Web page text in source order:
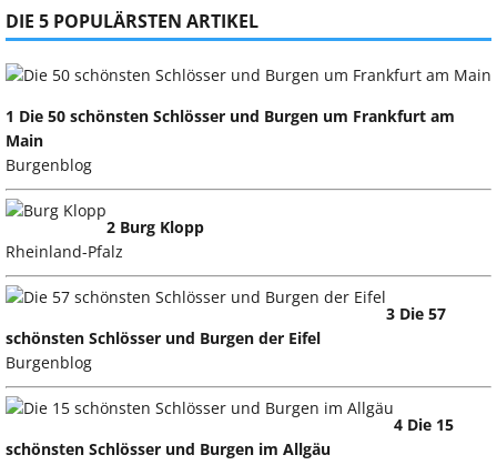
DIE 5 POPULÄRSTEN ARTIKEL
1 Die 50 schönsten Schlösser und Burgen um Frankfurt am
Main
Burgenblog
2 Burg Klopp
Rheinland-Pfalz
3 Die 57
schönsten Schlösser und Burgen der Eifel
Burgenblog
4 Die 15
schönsten Schlösser und Burgen im Allgäu